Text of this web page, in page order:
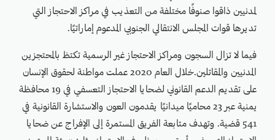
لمدنيين ذاقوا صنوفًا مختلفة من التعذيب في مراكز الاحتجاز التي
تديرها قوات المجلس الانتقالي الجنوبي المدعوم إماراتيًا.
فيما لا تزال السجون ومراكز الاحتجاز غير الرسمية تكتظ بالمحتجزين
المدنيين والمقاتلين.خلال العام 2020 عملت مواطنة لحقوق الإنسان
على تقديم الدعم القانوني لضحايا الاحتجاز التعسفي في 19 محافظة
يمنية عبر 23 محاميًا ميدانيًا يقدمون العون والاستشارة القانونية في
541 قضية. وتهدف متابعة الفريق المستمرة إلى الإفراج عن ضحايا